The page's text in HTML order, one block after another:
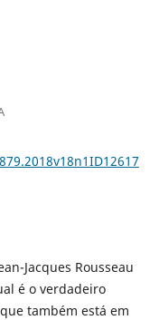
Jacques Rousseau
é o verdadeiro
também está em